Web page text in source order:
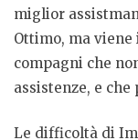
miglior
Ottimo, ma
compagni che
assistenze, e
Le difficoltà di